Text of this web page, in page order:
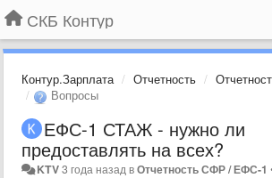
СКБ Контур
Контур.Зарплата Отчетность
Вопросы
ЕФС-1 СТАЖ - нужно ли
предоставлять на всех?
KTV3 года назад вОтчетность СФР / ЕФС-1